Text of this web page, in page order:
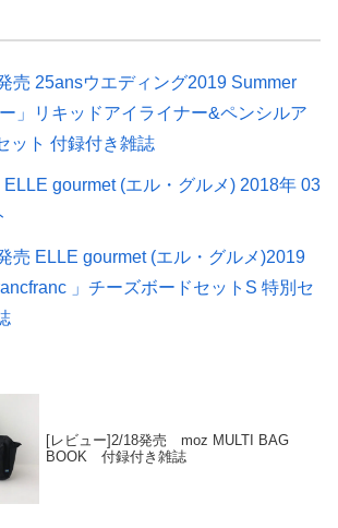
売 25ansウエディング2019 Summer
」リキッドアイライナー&ペンシルア
ット 付録付き雑誌
ELLE gourmet (エル・グルメ) 2018年 03
売 ELLE gourmet (エル・グルメ)2019
」チーズボードセットS 特別セ
[レビュー]2/18発売 moz MULTI BAG
BOOK 付録付き雑誌